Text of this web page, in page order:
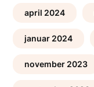
april 2024
januar 2024
november 2023